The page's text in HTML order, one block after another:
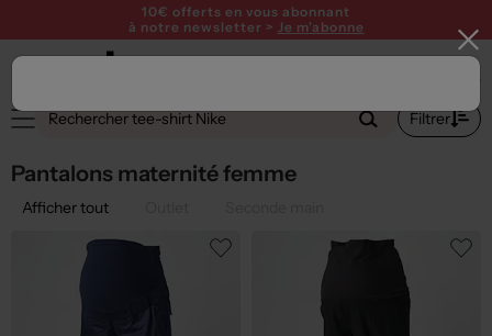
10€ offerts en vous abonnant
à notre newsletter > Je m'abonne
Filtrer
Pantalons maternité femme
Afficher tout